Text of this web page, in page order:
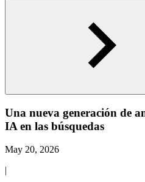
Una nueva generación de
IA en las búsquedas
May 20, 2026
|